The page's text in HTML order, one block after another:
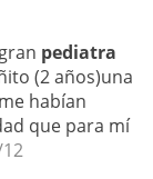
pediatra
(2 años)una
habían
que para mí